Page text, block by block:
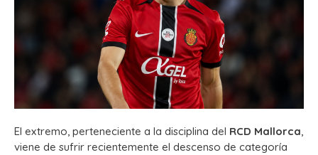
El extremo, perteneciente a la disciplina del RCD Mallorca,
viene de sufrir recientemente el descenso de categoría